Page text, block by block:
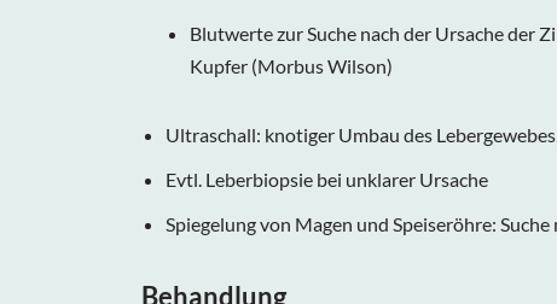
Blutwerte zur Suche nach der Ursache der
Kupfer (Morbus Wilson)
Ultraschall: knotiger Umbau des
Evtl. Leberbiopsie bei unklarer Ursache
Spiegelung von Magen und Speiseröhre:
Behandlung